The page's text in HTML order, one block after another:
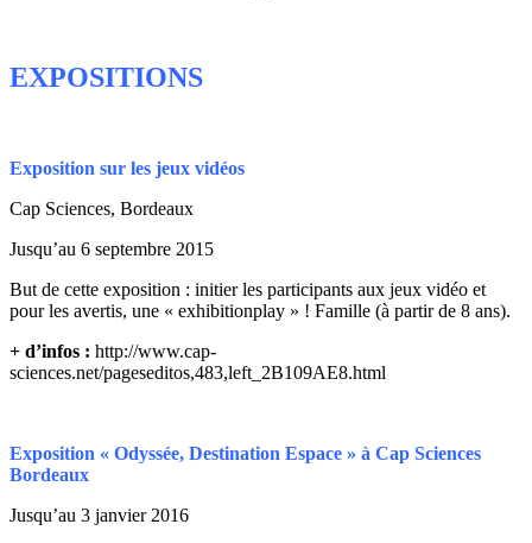
EXPOSITIONS
Exposition sur les jeux vidéos
Cap Sciences, Bordeaux
Jusqu’au 6 septembre 2015
But de cette exposition : initier les participants aux jeux vidéo et
pour les avertis, une « exhibitionplay » ! Famille (à partir de 8 ans).
+ d’infos : http://www.cap-
sciences.net/pageseditos,483,left_2B109AE8.html
Exposition « Odyssée, Destination Espace » à Cap Sciences
Bordeaux
Jusqu’au 3 janvier 2016